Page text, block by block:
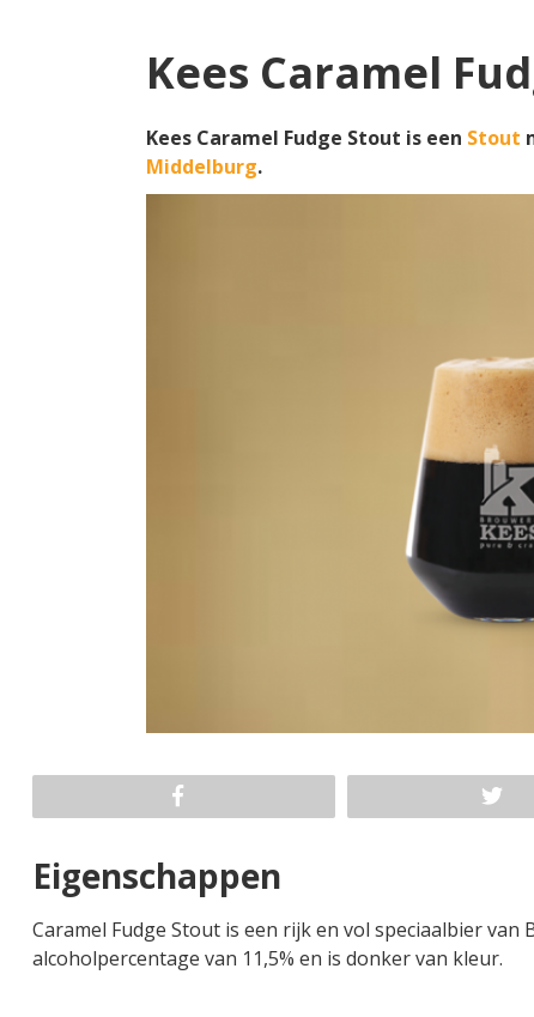
Kees Caramel
Kees Caramel Fudge Stout is een Stout
Middelburg.
Eigenschappen
Caramel Fudge Stout is een rijk en vol speciaalbier
alcoholpercentage van 11,5% en is donker van kleur.